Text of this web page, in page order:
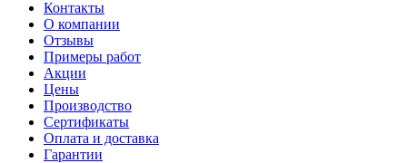
Контакты
О компании
Отзывы
Примеры работ
Акции
Цены
Производство
Сертификаты
Оплата и доставка
Гарантии